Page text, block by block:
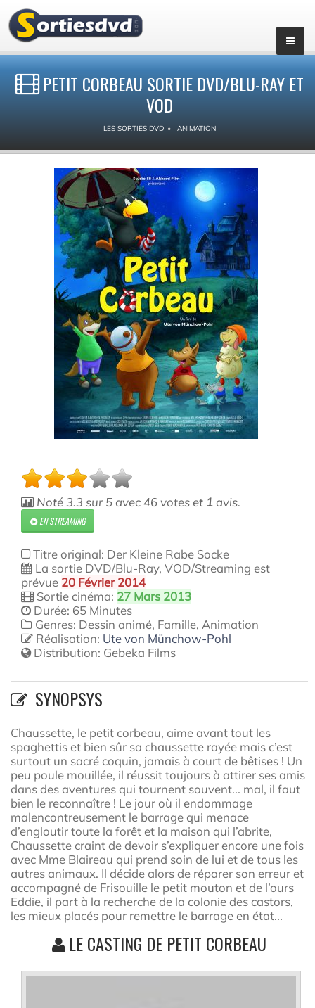
PETIT CORBEAU SORTIE DVD/BLU-RAY ET
VOD
LES SORTIES DVD ANIMATION
Noté 3.3 sur5 avec46votes et 1 avis.
EN STREAMING
Titre original: Der Kleine Rabe Socke
La sortie DVD/Blu-Ray, VOD/Streaming est
prévue 20 Février 2014
Sortie cinéma: 27 Mars 2013
Durée: 65 Minutes
Genres: Dessin animé, Famille, Animation
Réalisation: Ute von Münchow-Pohl
Distribution: Gebeka Films
SYNOPSYS
Chaussette, le petit corbeau, aime avant tout les
spaghettis et bien sûr sa chaussette rayée mais c’est
surtout un sacré coquin, jamais à court de bêtises ! Un
peu poule mouillée, il réussit toujours à attirer ses amis
dans des aventures qui tournent souvent... mal, il faut
bien le reconnaître ! Le jour où il endommage
malencontreusement le barrage qui menace
d’engloutir toute la forêt et la maison qui l’abrite,
Chaussette craint de devoir s’expliquer encore une fois
avec Mme Blaireau qui prend soin de lui et de tous les
autres animaux. Il décide alors de réparer son erreur et
accompagné de Frisouille le petit mouton et de l’ours
Eddie, il part à la recherche de la colonie des castors,
les mieux placés pour remettre le barrage en état...
LE CASTING DE PETIT CORBEAU